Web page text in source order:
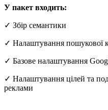
У пакет входить:
✓ Збір семантики
✓ Налаштування пошукової
✓ Базове налаштування
✓ Налаштування цілей та
реклами